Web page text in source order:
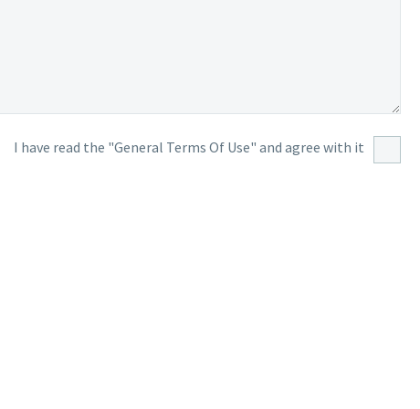
I have read the "General Terms Of Use" and agree with it